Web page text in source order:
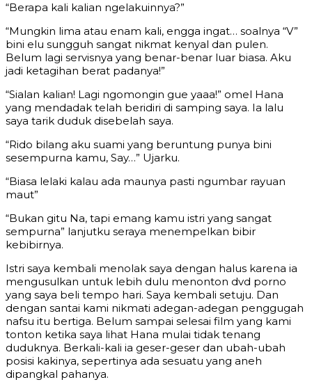
“Berapa kali kalian ngelakuinnya?”
“Mungkin lima atau enam kali, engga ingat… soalnya “V”
bini elu sungguh sangat nikmat kenyal dan pulen.
Belum lagi servisnya yang benar-benar luar biasa. Aku
jadi ketagihan berat padanya!”
“Sialan kalian! Lagi ngomongin gue yaaa!” omel Hana
yang mendadak telah beridiri di samping saya. Ia lalu
saya tarik duduk disebelah saya.
“Rido bilang aku suami yang beruntung punya bini
sesempurna kamu, Say…” Ujarku.
“Biasa lelaki kalau ada maunya pasti ngumbar rayuan
maut”
“Bukan gitu Na, tapi emang kamu istri yang sangat
sempurna” lanjutku seraya menempelkan bibir
kebibirnya.
Istri saya kembali menolak saya dengan halus karena ia
mengusulkan untuk lebih dulu menonton dvd porno
yang saya beli tempo hari. Saya kembali setuju. Dan
dengan santai kami nikmati adegan-adegan penggugah
nafsu itu bertiga. Belum sampai selesai film yang kami
tonton ketika saya lihat Hana mulai tidak tenang
duduknya. Berkali-kali ia geser-geser dan ubah-ubah
posisi kakinya, sepertinya ada sesuatu yang aneh
dipangkal pahanya.